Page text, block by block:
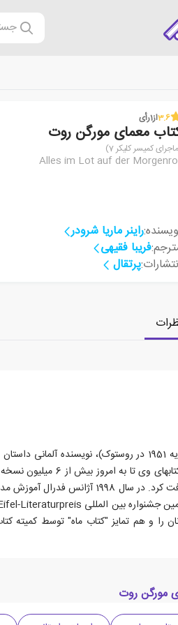
3.6از1رأی
معمای مورگن روت
کمیسر کلیکر 7)
Alles im Lot auf der
راینر ماریا شرودر
فریبا فقیهی
پرتقال
راینر ماریا شرودر، (متولد 3 ژانویه 1951
مورگن روت